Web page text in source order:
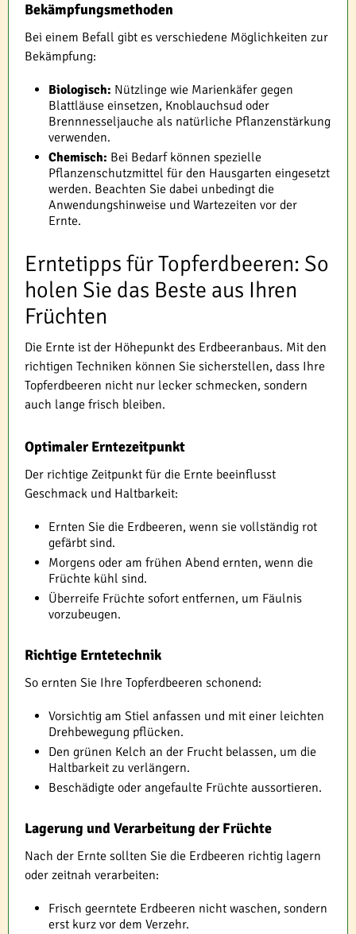
Bekämpfungsmethoden
Bei einem Befall gibt es verschiedene Möglichkeiten zur
Bekämpfung:
Biologisch: Nützlinge wie Marienkäfer gegen
Blattläuse einsetzen, Knoblauchsud oder
Brennnesseljauche als natürliche Pflanzenstärkung
verwenden.
Chemisch: Bei Bedarf können spezielle
Pflanzenschutzmittel für den Hausgarten eingesetzt
werden. Beachten Sie dabei unbedingt die
Anwendungshinweise und Wartezeiten vor der
Ernte.
Erntetipps für Topferdbeeren: So
holen Sie das Beste aus Ihren
Früchten
Die Ernte ist der Höhepunkt des Erdbeeranbaus. Mit den
richtigen Techniken können Sie sicherstellen, dass Ihre
Topferdbeeren nicht nur lecker schmecken, sondern
auch lange frisch bleiben.
Optimaler Erntezeitpunkt
Der richtige Zeitpunkt für die Ernte beeinflusst
Geschmack und Haltbarkeit:
Ernten Sie die Erdbeeren, wenn sie vollständig rot
gefärbt sind.
Morgens oder am frühen Abend ernten, wenn die
Früchte kühl sind.
Überreife Früchte sofort entfernen, um Fäulnis
vorzubeugen.
Richtige Erntetechnik
So ernten Sie Ihre Topferdbeeren schonend:
Vorsichtig am Stiel anfassen und mit einer leichten
Drehbewegung pflücken.
Den grünen Kelch an der Frucht belassen, um die
Haltbarkeit zu verlängern.
Beschädigte oder angefaulte Früchte aussortieren.
Lagerung und Verarbeitung der Früchte
Nach der Ernte sollten Sie die Erdbeeren richtig lagern
oder zeitnah verarbeiten:
Frisch geerntete Erdbeeren nicht waschen, sondern
erst kurz vor dem Verzehr.